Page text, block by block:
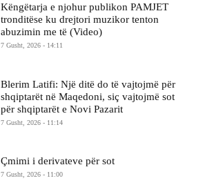
Këngëtarja e njohur publikon PAMJET
tronditëse ku drejtori muzikor tenton
abuzimin me të (Video)
7 Gusht, 2026 - 14:11
Blerim Latifi: Një ditë do të vajtojmë për
shqiptarët në Maqedoni, siç vajtojmë sot
për shqiptarët e Novi Pazarit
7 Gusht, 2026 - 11:14
Çmimi i derivateve për sot
7 Gusht, 2026 - 11:00